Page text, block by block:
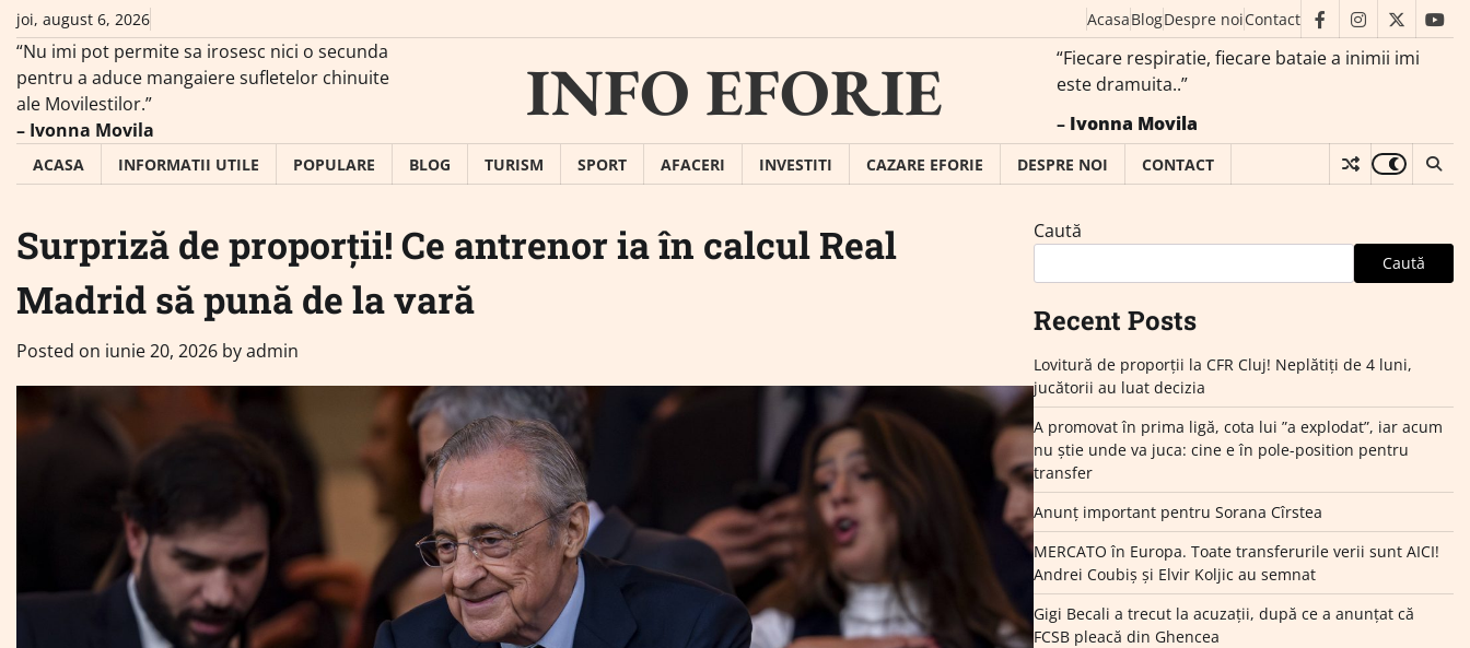
Skip
content
joi, august 6, 2026 AcasaBlogDespre noiContact facebookinstagram
twitter
“Nu imi pot permite sa irosesc nici o secunda
pentru a aduce mangaiere sufletelor chinuite
ale Movilestilor.”
– Ivonna Movila
INFO EFORIE
“Fiecare respiratie, fiecare bataie a inimii imi
este dramuita..”
– Ivonna Movila
ACASA INFORMATII UTILE POPULARE BLOG TURISM SPORT AFACERI INVESTITI CAZARE EFORIE DESPRE NOI CONTACT
Surpriză de proporții! Ce antrenor ia în calcul Real
Madrid să pună de la vară
Posted on iunie 20, 2026 byadmin
Caută
Caută
Recent Posts
Lovitură de proporții la CFR Cluj! Neplătiți de 4 luni,
jucătorii au luat decizia
A promovat în prima ligă, cota lui ”a explodat”, iar acum
nu știe unde va juca: cine e în pole-position pentru
transfer
Anunț important pentru Sorana Cîrstea
MERCATO în Europa. Toate transferurile verii sunt AICI!
Andrei Coubiș și Elvir Koljic au semnat
Gigi Becali a trecut la acuzații, după ce a anunțat că
FCSB pleacă din Ghencea